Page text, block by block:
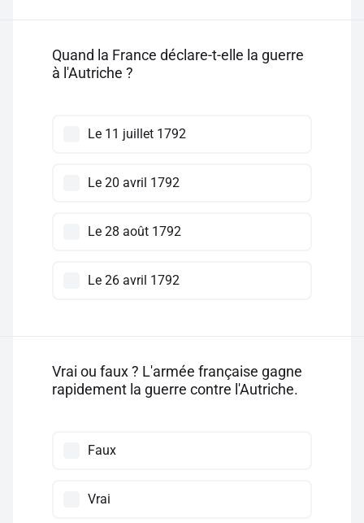
Quand la France déclare-t-elle la guerre
à l'Autriche ?
Le 11 juillet 1792
Le 20 avril 1792
Le 28 août 1792
Le 26 avril 1792
Vrai ou faux ? L'armée française gagne
rapidement la guerre contre l'Autriche.
Faux
Vrai